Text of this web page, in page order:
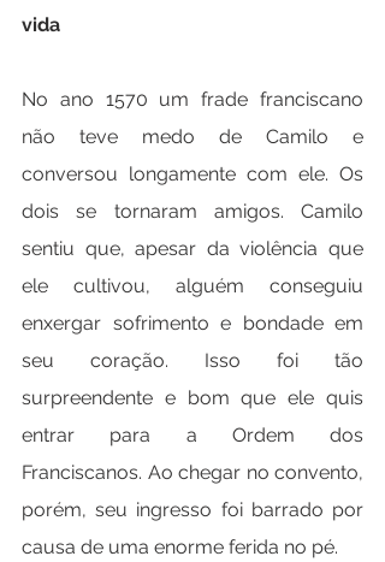
vida
No ano 1570 um frade franciscano
não teve medo de Camilo e
conversou longamente com ele. Os
dois se tornaram amigos. Camilo
sentiu que, apesar da violência que
ele cultivou, alguém conseguiu
enxergar sofrimento e bondade em
seu coração. Isso foi tão
surpreendente e bom que ele quis
entrar para a Ordem dos
Franciscanos. Ao chegar no convento,
porém, seu ingresso foi barrado por
causa de uma enorme ferida no pé.